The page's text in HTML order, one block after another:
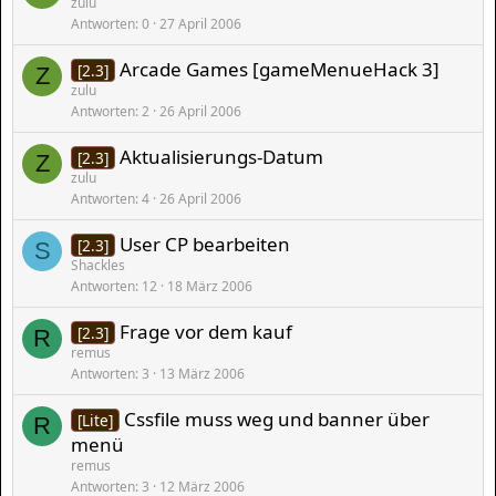
Antworten 0 27 April 2006
Z [2.3] Arcade Games [gameMenueHack 3]
zulu
Antworten 2 26 April 2006
Z [2.3] Aktualisierungs-Datum
zulu
Antworten 4 26 April 2006
S [2.3] User CP bearbeiten
Shackles
Antworten 12 18 März 2006
R [2.3] Frage vor dem kauf
remus
Antworten 3 13 März 2006
R [Lite] Cssfile muss weg und banner über
menü
remus
Antworten 3 12 März 2006